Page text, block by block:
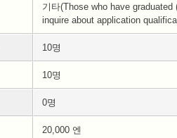
기타(Those who have
inquire about application
10명
10명
0명
20,000 엔